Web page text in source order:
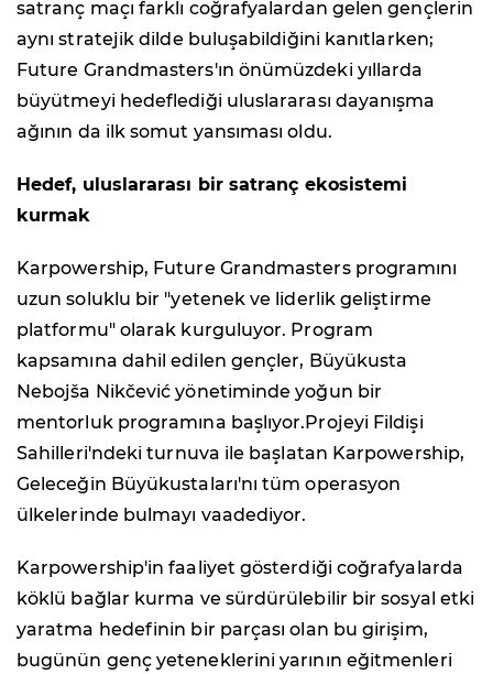
satranç maçı farklı coğrafyalardan gelen gençlerin
aynı stratejik dilde buluşabildiğini kanıtlarken;
Future Grandmasters'ın önümüzdeki yıllarda
büyütmeyi hedeflediği uluslararası dayanışma
ağının da ilk somut yansıması oldu.
Hedef, uluslararası bir satranç ekosistemi
kurmak
Karpowership, Future Grandmasters programını
uzun soluklu bir "yetenek ve liderlik geliştirme
platformu" olarak kurguluyor. Program
kapsamına dahil edilen gençler, Büyükusta
Nebojša Nikčević yönetiminde yoğun bir
mentorluk programına başlıyor.Projeyi Fildişi
Sahilleri'ndeki turnuva ile başlatan Karpowership,
Geleceğin Büyükustaları'nı tüm operasyon
ülkelerinde bulmayı vaadediyor.
Karpowership'in faaliyet gösterdiği coğrafyalarda
köklü bağlar kurma ve sürdürülebilir bir sosyal etki
yaratma hedefinin bir parçası olan bu girişim,
bugünün genç yeteneklerini yarının eğitmenleri